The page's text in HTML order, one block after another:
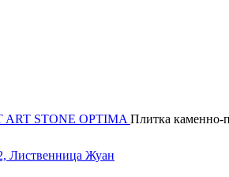
ART STONE OPTIMA Плитка каменно-
Лиственница Жуан